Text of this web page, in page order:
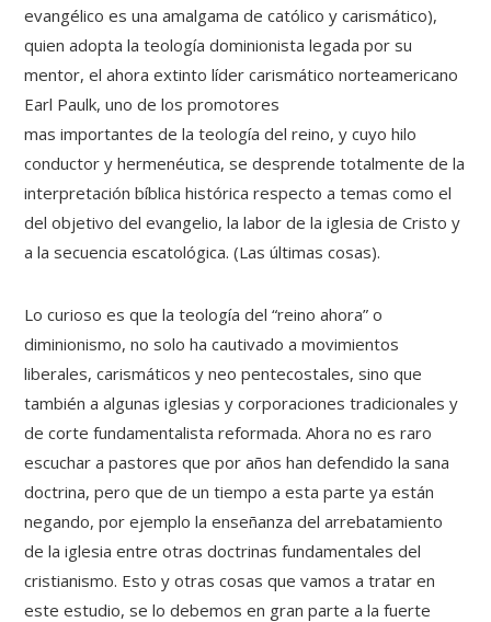
evangélico es una amalgama de católico y carismático),
quien adopta la teología dominionista legada por su
mentor, el ahora extinto líder carismático norteamericano
Earl Paulk, uno de los promotores
mas importantes de la teología del reino, y cuyo hilo
conductor y hermenéutica, se desprende totalmente de la
interpretación bíblica histórica respecto a temas como el
del objetivo del evangelio, la labor de la iglesia de Cristo y
a la secuencia escatológica. (Las últimas cosas).
Lo curioso es que la teología del “reino ahora” o
diminionismo, no solo ha cautivado a movimientos
liberales, carismáticos y neo pentecostales, sino que
también a algunas iglesias y corporaciones tradicionales y
de corte fundamentalista reformada. Ahora no es raro
escuchar a pastores que por años han defendido la sana
doctrina, pero que de un tiempo a esta parte ya están
negando, por ejemplo la enseñanza del arrebatamiento
de la iglesia entre otras doctrinas fundamentales del
cristianismo. Esto y otras cosas que vamos a tratar en
este estudio, se lo debemos en gran parte a la fuerte